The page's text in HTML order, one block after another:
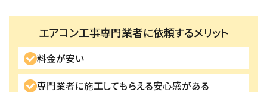
エアコン工事専門業者に依頼するメリット
料金が安い
専門業者に施工してもらえる安心感がある